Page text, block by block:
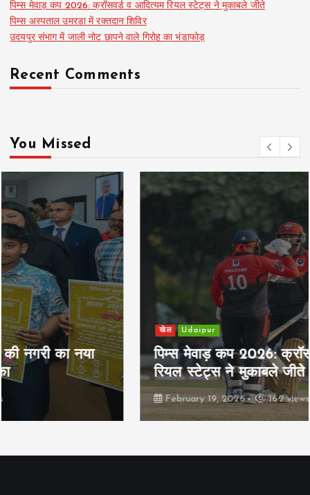
a
t
i
o
n
पिम्स मेवाड़ कप 2026: क्रॉसवर्ड व आदित्यम रियल स्टेट्स ने मुकाबले जीते
पिम्स अस्पताल उमरडा में रक्तदान शिविर
उदयपुर संभाग में जाली नोट छापने वाले गिरोह का भंडाफोड़
Recent Comments
You Missed
खेल Udaipur
पिम्स मेवाड़ कप 2026: क्रॉसवर्ड व आदित्यम
रियल स्टेट्स ने मुकाबले जीते
162 views